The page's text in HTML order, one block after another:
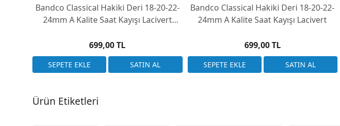
Bandco Classical Hakiki Deri 18-20-22-
24mm A Kalite Saat Kayışı Lacivert
699,00 TL
Bandco Classical Hakiki Deri 18-20-22-
24mm A Kalite Saat Kayışı Lacivert
699,00 TL
Ürün Etiketleri